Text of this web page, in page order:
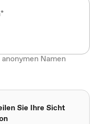
Namen
Sie Ihre Sicht